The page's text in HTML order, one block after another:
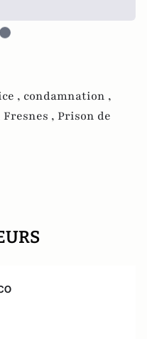
, condamnation ,
Fresnes , Prison de